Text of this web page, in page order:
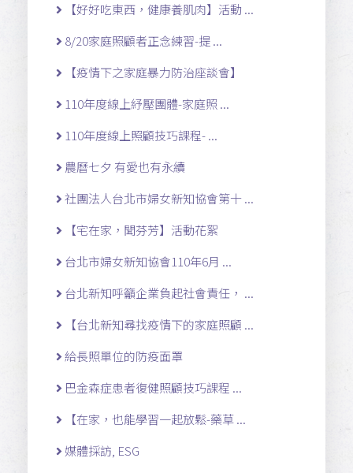
【好好吃東西，健康養肌肉】活動 ...
8/20家庭照顧者正念練習-提 ...
【疫情下之家庭暴力防治座談會】
110年度線上紓壓團體-家庭照 ...
110年度線上照顧技巧課程- ...
農曆七夕 有愛也有永續
社團法人台北市婦女新知協會第十 ...
【宅在家，聞芬芳】活動花絮
台北市婦女新知協會110年6月 ...
台北新知呼籲企業負起社會責任， ...
【台北新知尋找疫情下的家庭照顧 ...
給長照單位的防疫面罩
巴金森症患者復健照顧技巧課程 ...
【在家，也能學習一起放鬆-藥草 ...
媒體採訪, ESG